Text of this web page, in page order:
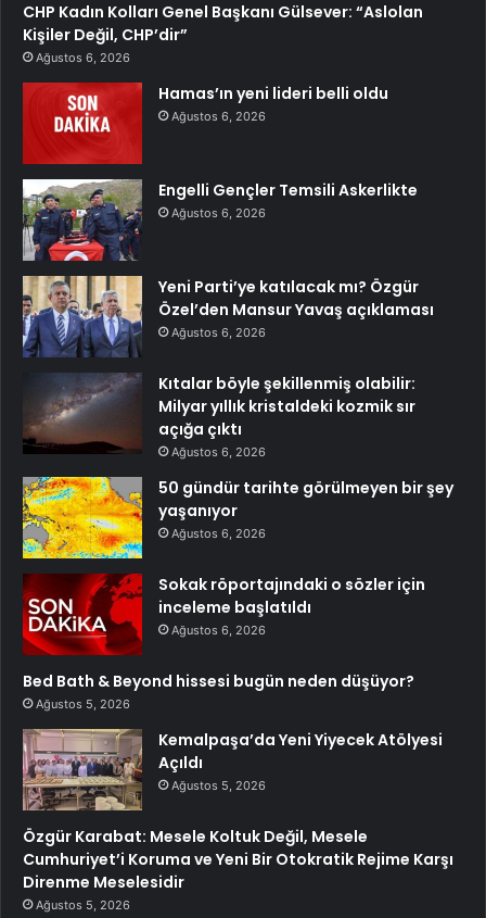
CHP Kadın Kolları Genel Başkanı Gülsever: “Aslolan
Kişiler Değil, CHP’dir”
Ağustos 6, 2026
Hamas’ın yeni lideri belli oldu
Ağustos 6, 2026
Engelli Gençler Temsili Askerlikte
Ağustos 6, 2026
Yeni Parti’ye katılacak mı? Özgür
Özel’den Mansur Yavaş açıklaması
Ağustos 6, 2026
Kıtalar böyle şekillenmiş olabilir:
Milyar yıllık kristaldeki kozmik sır
açığa çıktı
Ağustos 6, 2026
50 gündür tarihte görülmeyen bir şey
yaşanıyor
Ağustos 6, 2026
Sokak röportajındaki o sözler için
inceleme başlatıldı
Ağustos 6, 2026
Bed Bath & Beyond hissesi bugün neden düşüyor?
Ağustos 5, 2026
Kemalpaşa’da Yeni Yiyecek Atölyesi
Açıldı
Ağustos 5, 2026
Özgür Karabat: Mesele Koltuk Değil, Mesele
Cumhuriyet’i Koruma ve Yeni Bir Otokratik Rejime Karşı
Direnme Meselesidir
Ağustos 5, 2026